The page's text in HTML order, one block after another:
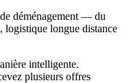
déménagement — du
logistique longue distance
intelligente.
plusieurs offres